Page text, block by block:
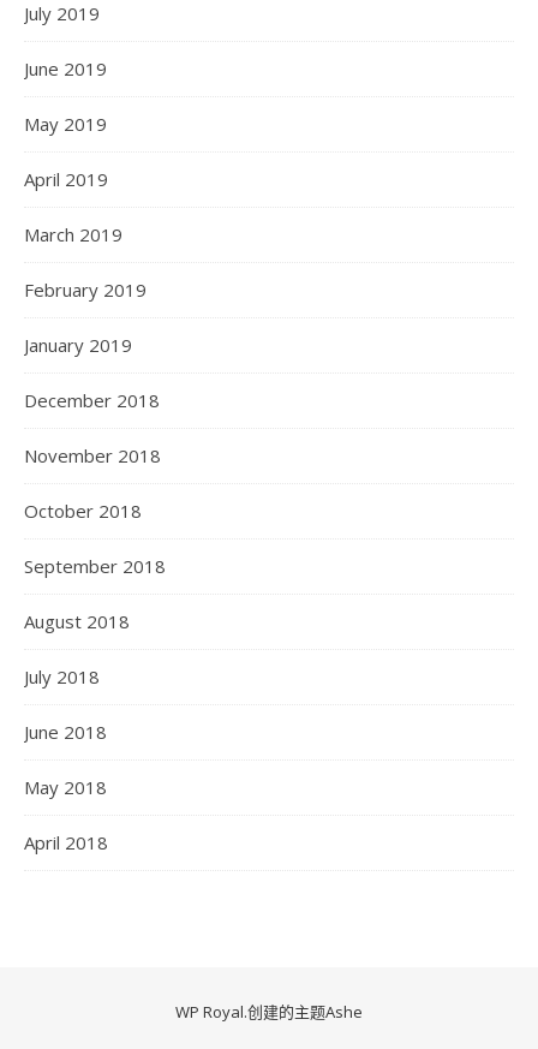
July 2019
June 2019
May 2019
April 2019
March 2019
February 2019
January 2019
December 2018
November 2018
October 2018
September 2018
August 2018
July 2018
June 2018
May 2018
April 2018
WP Royal.创建的主题Ashe